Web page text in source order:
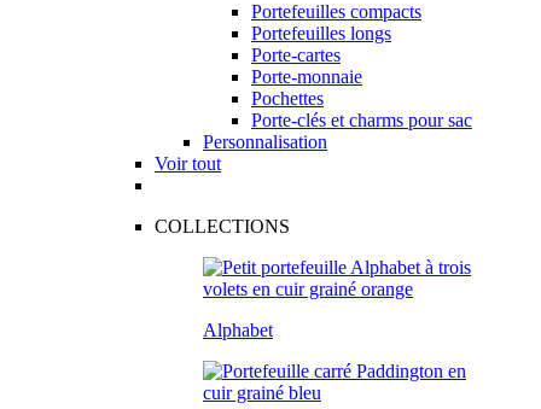
Portefeuilles compacts
Portefeuilles longs
Porte-cartes
Porte-monnaie
Pochettes
Porte-clés et charms pour sac
Personnalisation
Voir tout
COLLECTIONS
Alphabet